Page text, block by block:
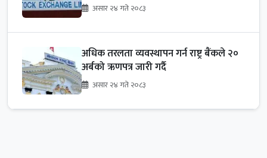
असार २४ गते २०८३
अधिक तरलता व्यवस्थापन गर्न राष्ट्र बैंकले २०
अर्बको ऋणपत्र जारी गर्दै
असार २४ गते २०८३